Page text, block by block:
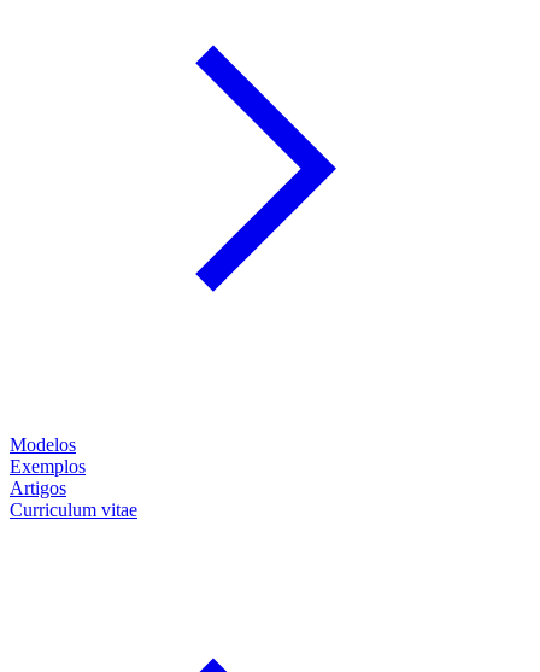
Modelos
Exemplos
Artigos
Curriculum vitae